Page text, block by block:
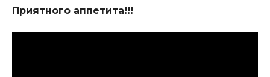
Приятного аппетита!!!